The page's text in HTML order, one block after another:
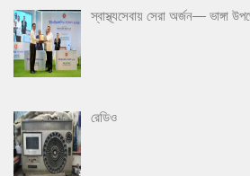
স্বাস্থ্যসেবায় সেরা অর্জন— ভাঙ্গা
রেডিও